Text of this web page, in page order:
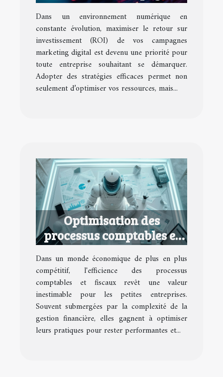
marketing digital
Dans un environnement numérique en
constante évolution, maximiser le retour sur
investissement (ROI) de vos campagnes
marketing digital est devenu une priorité pour
toute entreprise souhaitant se démarquer.
Adopter des stratégies efficaces permet non
seulement d’optimiser vos ressources, mais...
Optimisation des
processus comptables et
fiscaux pour petites
entreprises
Dans un monde économique de plus en plus
compétitif, l'efficience des processus
comptables et fiscaux revêt une valeur
inestimable pour les petites entreprises.
Souvent submergées par la complexité de la
gestion financière, elles gagnent à optimiser
leurs pratiques pour rester performantes et...